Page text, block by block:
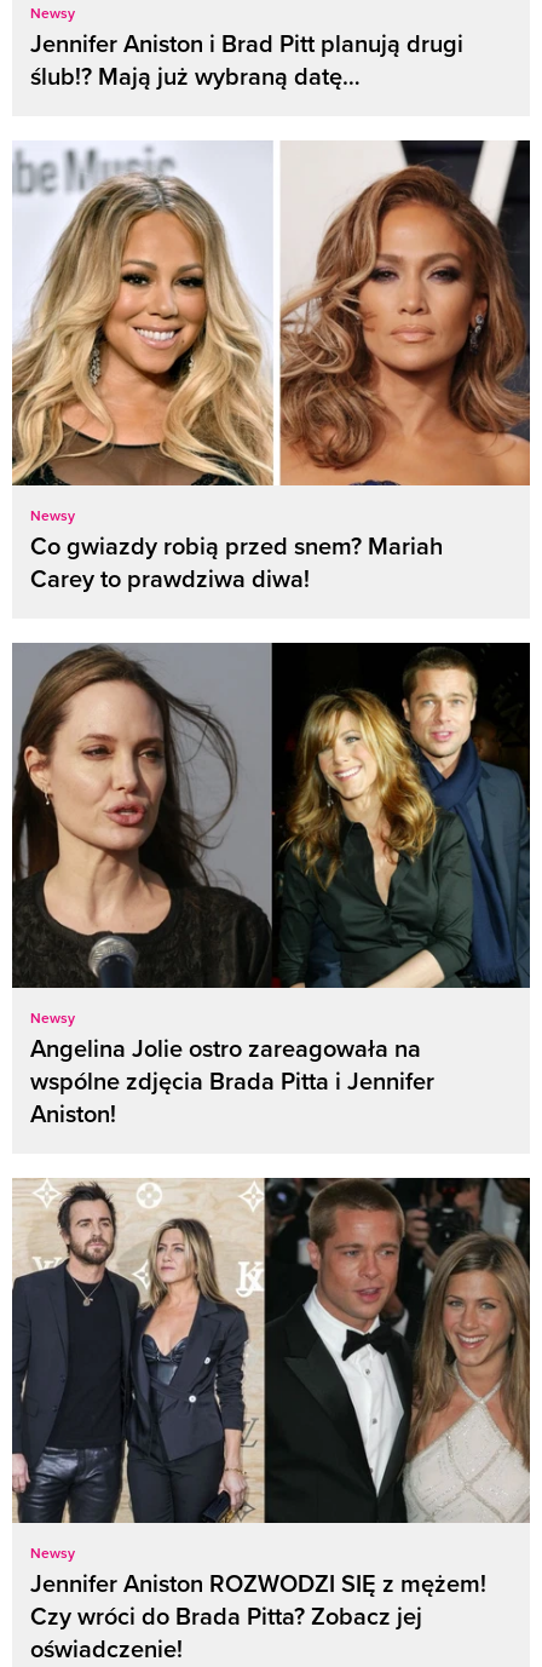
Newsy
Jennifer Aniston i Brad Pitt planują drugi
ślub!? Mają już wybraną datę…
Newsy
Co gwiazdy robią przed snem? Mariah
Carey to prawdziwa diwa!
Newsy
Angelina Jolie ostro zareagowała na
wspólne zdjęcia Brada Pitta i Jennifer
Aniston!
Newsy
Jennifer Aniston ROZWODZI SIĘ z mężem!
Czy wróci do Brada Pitta? Zobacz jej
oświadczenie!